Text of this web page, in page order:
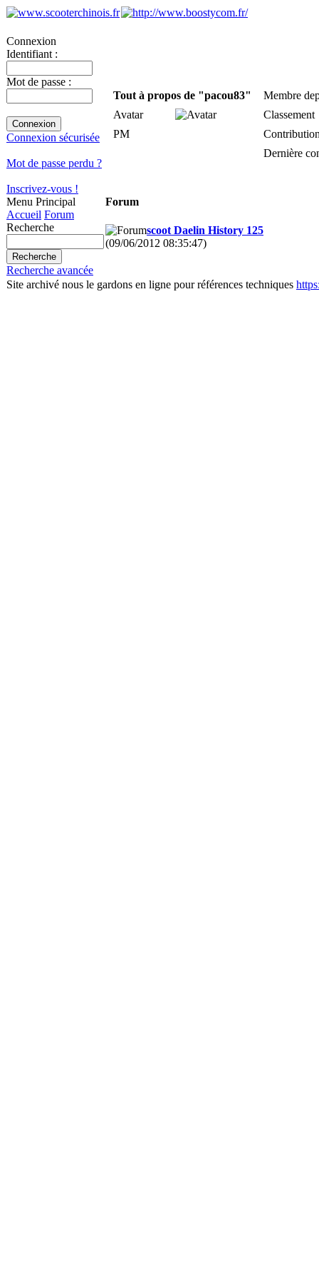
Connexion
Identifiant :
Mot de passe :
Connexion sécurisée
Mot de passe perdu ?
Inscrivez-vous !
Menu Principal
Accueil Forum
Recherche
Recherche avancée
Tout à propos de "pacou83"
Avatar
PM
Membre
Classement
Dernière
Forum
scoot Daelin History 125
(09/06/2012 08:35:47)
Site archivé nous le gardons en ligne pour références techniques